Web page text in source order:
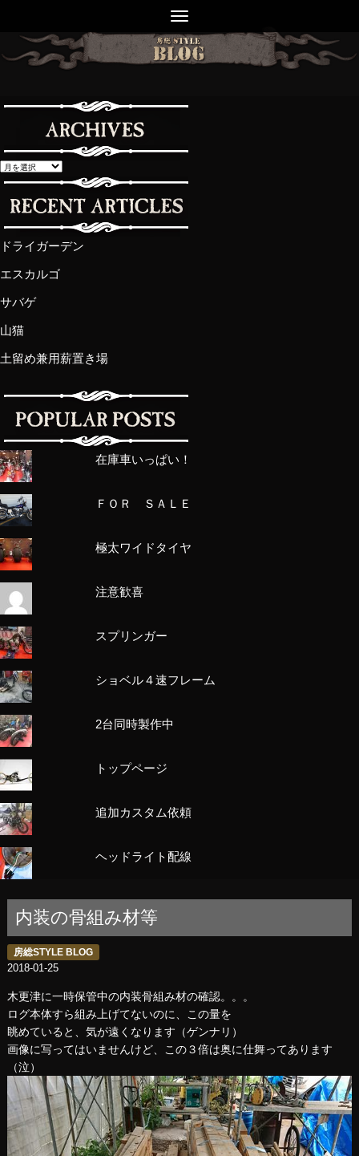
ドライガーデン
エスカルゴ
サバゲ
山猫
土留め兼用薪置き場
在庫車いっぱい！
ＦＯＲ ＳＡＬＥ
極太ワイドタイヤ
注意歓喜
スプリンガー
ショベル４速フレーム
2台同時製作中
トップページ
追加カスタム依頼
ヘッドライト配線
内装の骨組み材等
房総STYLE BLOG
2018-01-25
木更津に一時保管中の内装骨組み材の確認。。。
ログ本体すら組み上げてないのに、この量を
眺めていると、気が遠くなります（ゲンナリ）
画像に写ってはいませんけど、この３倍は奥に仕舞ってあります
（泣）